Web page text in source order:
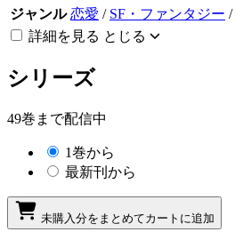
ジャンル 恋愛 / SF・ファンタジー /
詳細を見る とじる
シリーズ
49巻まで配信中
1巻から
最新刊から
未購入分をまとめてカートに追加